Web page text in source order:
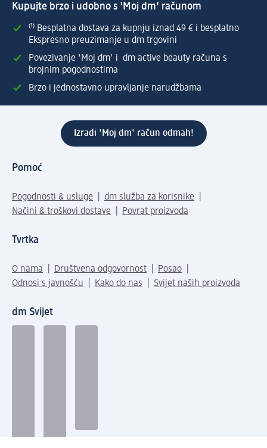
Kupujte brzo i udobno s 'Moj dm' računom
⁽¹⁾ Besplatna dostava za kupnju iznad 49 € i besplatno
Ekspresno preuzimanje u dm trgovini
Povezivanje 'Moj dm' i dm active beauty računa s
brojnim pogodnostima
Brzo i jednostavno upravljanje narudžbama
Izradi 'Moj dm' račun odmah!
Pomoć
Pogodnosti & usluge
dm služba za korisnike
Načini & troškovi dostave
Povrat proizvoda
Tvrtka
O nama Društvena odgovornost
Posao
Odnosi s javnošću
Kako do nas Svijet naših proizvoda
dm Svijet